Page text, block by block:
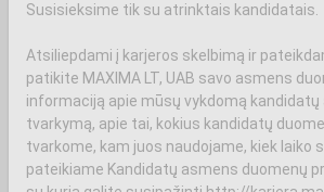
Susisieksime tik su atrinktais kandidatais.
Atsiliepdami į karjeros skelbimą ir
patikite MAXIMA LT, UAB savo asmens
informaciją apie mūsų vykdomą
tvarkymą, apie tai, kokius kandidatų
tvarkome, kam juos naudojame, kiek laiko
pateikiame Kandidatų asmens duomenų